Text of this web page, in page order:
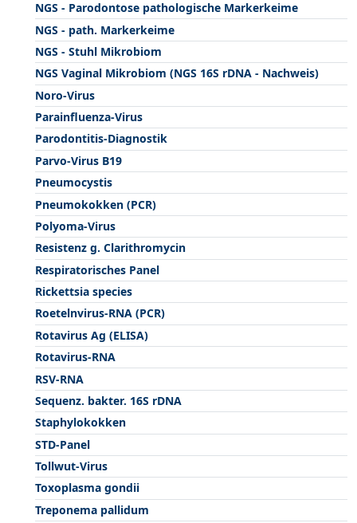
NGS - Parodontose pathologische Markerkeime
NGS - path. Markerkeime
NGS - Stuhl Mikrobiom
NGS Vaginal Mikrobiom (NGS 16S rDNA - Nachweis)
Noro-Virus
Parainfluenza-Virus
Parodontitis-Diagnostik
Parvo-Virus B19
Pneumocystis
Pneumokokken (PCR)
Polyoma-Virus
Resistenz g. Clarithromycin
Respiratorisches Panel
Rickettsia species
Roetelnvirus-RNA (PCR)
Rotavirus Ag (ELISA)
Rotavirus-RNA
RSV-RNA
Sequenz. bakter. 16S rDNA
Staphylokokken
STD-Panel
Tollwut-Virus
Toxoplasma gondii
Treponema pallidum